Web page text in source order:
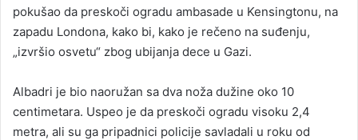
pokušao da preskoči ogradu ambasade u Kensingtonu, na
zapadu Londona, kako bi, kako je rečeno na suđenju,
„izvršio osvetu“ zbog ubijanja dece u Gazi.
Albadri je bio naoružan sa dva noža dužine oko 10
centimetara. Uspeo je da preskoči ogradu visoku 2,4
metra, ali su ga pripadnici policije savladali u roku od